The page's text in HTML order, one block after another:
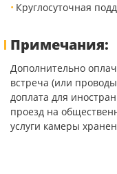
Круглосуточная
Примечания:
Дополнительно
встреча (или
доплата для
проезд на
услуги камеры